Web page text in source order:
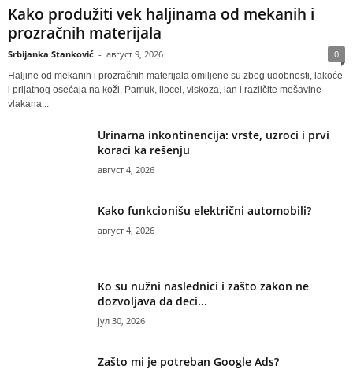
Kako produžiti vek haljinama od mekanih i
prozračnih materijala
Srbijanka Stanković - август 9, 2026 0
Haljine od mekanih i prozračnih materijala omiljene su zbog udobnosti, lakoće
i prijatnog osećaja na koži. Pamuk, liocel, viskoza, lan i različite mešavine
vlakana...
Urinarna inkontinencija: vrste, uzroci i prvi
koraci ka rešenju
август 4, 2026
Kako funkcionišu električni automobili?
август 4, 2026
Ko su nužni naslednici i zašto zakon ne
dozvoljava da deci...
јул 30, 2026
Zašto mi je potreban Google Ads?